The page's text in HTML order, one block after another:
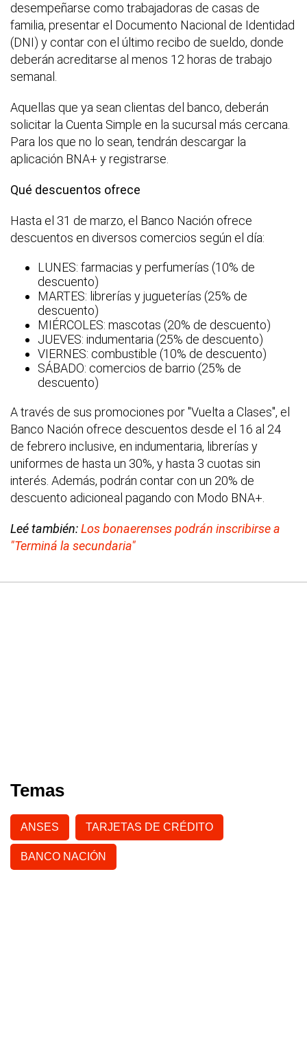
desempeñarse como trabajadoras de casas de
familia, presentar el Documento Nacional de Identidad
(DNI) y contar con el último recibo de sueldo, donde
deberán acreditarse al menos 12 horas de trabajo
semanal.
Aquellas que ya sean clientas del banco, deberán
solicitar la Cuenta Simple en la sucursal más cercana.
Para los que no lo sean, tendrán descargar la
aplicación BNA+ y registrarse.
Qué descuentos ofrece
Hasta el 31 de marzo, el Banco Nación ofrece
descuentos en diversos comercios según el día:
LUNES: farmacias y perfumerías (10% de
descuento)
MARTES: librerías y jugueterías (25% de
descuento)
MIÉRCOLES: mascotas (20% de descuento)
JUEVES: indumentaria (25% de descuento)
VIERNES: combustible (10% de descuento)
SÁBADO: comercios de barrio (25% de
descuento)
A través de sus promociones por "Vuelta a Clases", el
Banco Nación ofrece descuentos desde el 16 al 24
de febrero inclusive, en indumentaria, librerías y
uniformes de hasta un 30%, y hasta 3 cuotas sin
interés. Además, podrán contar con un 20% de
descuento adicioneal pagando con Modo BNA+.
Leé también:Los bonaerenses podrán inscribirse a
"Terminá la secundaria"
Temas
ANSES TARJETAS DE CRÉDITO
BANCO NACIÓN